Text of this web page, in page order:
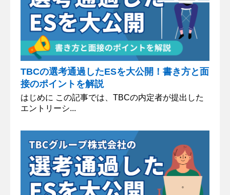
TBCの選考通過したESを大公開！書き方と面
接のポイントを解説
はじめに この記事では、TBCの内定者が提出した
エントリーシ...